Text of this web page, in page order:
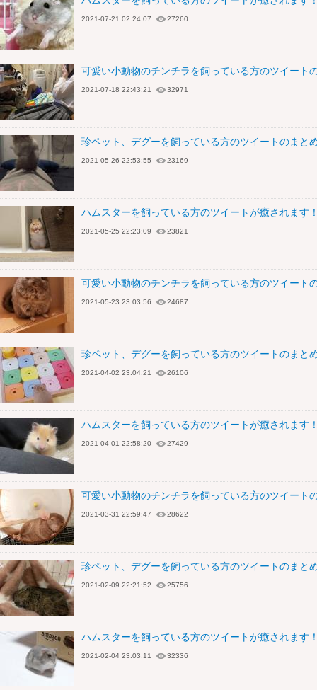
2021-07-21 02:24:07 27260
可愛い小動物のチンチラを飼っている方のツイー
2021-07-18 22:43:21 32971
珍ペット、デグーを飼っている方のツイートのま
2021-05-26 22:53:55 23169
ハムスターを飼っている方のツイートが癒されます
2021-05-25 22:23:09 23821
可愛い小動物のチンチラを飼っている方のツイー
2021-05-23 23:03:56 24687
珍ペット、デグーを飼っている方のツイートのま
2021-04-02 23:04:21 26106
ハムスターを飼っている方のツイートが癒されます
2021-04-01 22:58:20 27429
可愛い小動物のチンチラを飼っている方のツイー
2021-03-31 22:59:47 28622
珍ペット、デグーを飼っている方のツイートのまと
2021-02-09 22:21:52 25756
ハムスターを飼っている方のツイートが癒されます
2021-02-04 23:03:11 32336